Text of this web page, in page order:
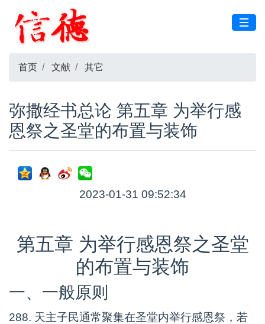
首页 文献 其它
弥撒经书总论 第五章 为举行感
恩祭之圣堂的布置与装饰
2023-01-31 09:52:34
第五章 为举行感恩祭之圣堂
的布置与装饰
一、一般原则
288. 天主子民通常聚集在圣堂内举行感恩祭，若